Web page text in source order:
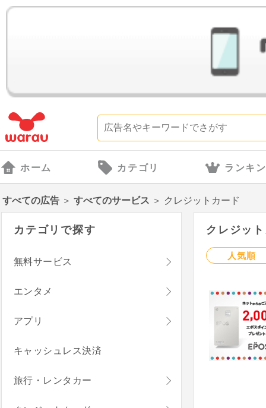
ホーム カテゴリ ランキ
すべての広告 ＞ すべてのサービス ＞ クレジットカード
クレジッ
人気順
カテゴリで探す
無料サービス
エンタメ
アプリ
キャッシュレス決済
旅行・レンタカー